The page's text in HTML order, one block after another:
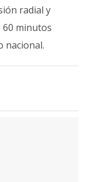
radial y
60 minutos
nacional.